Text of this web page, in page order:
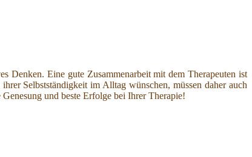
Denken. Eine gute Zusammenarbeit mit dem Therapeuten ist
Selbstständigkeit im Alltag wünschen, müssen daher auch
und beste Erfolge bei Ihrer Therapie!